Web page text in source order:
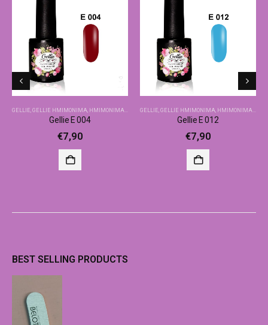
GELLIE GELLIE ΗΜΙΜΌΝΙΜΑ ΗΜΙΜΌΝΙΜΑ-ΒΑΣΙΚΆ ΧΡΏΜΑΤΑ
Gellie E 004
€7,90
GELLIE GELLIE ΗΜΙΜΌΝΙΜΑ ΗΜΙΜΌΝΙΜΑ-ΒΑΣΙΚΆ ΧΡΏΜΑΤΑ
Gellie E 012
€7,90
BEST SELLING PRODUCTS